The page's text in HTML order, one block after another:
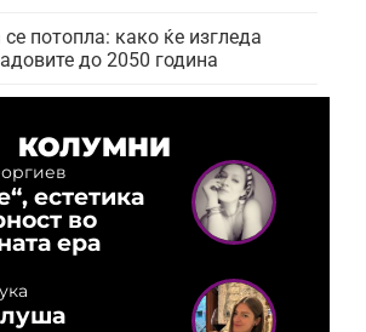
потопла: како ќе изгледа
до 2050 година
КОЛУМНИ
естетика
во
ера